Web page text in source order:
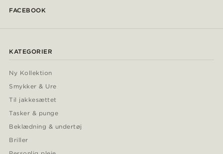
FACEBOOK
KATEGORIER
Ny Kollektion
Smykker & Ure
Til jakkesættet
Tasker & punge
Beklædning & undertøj
Briller